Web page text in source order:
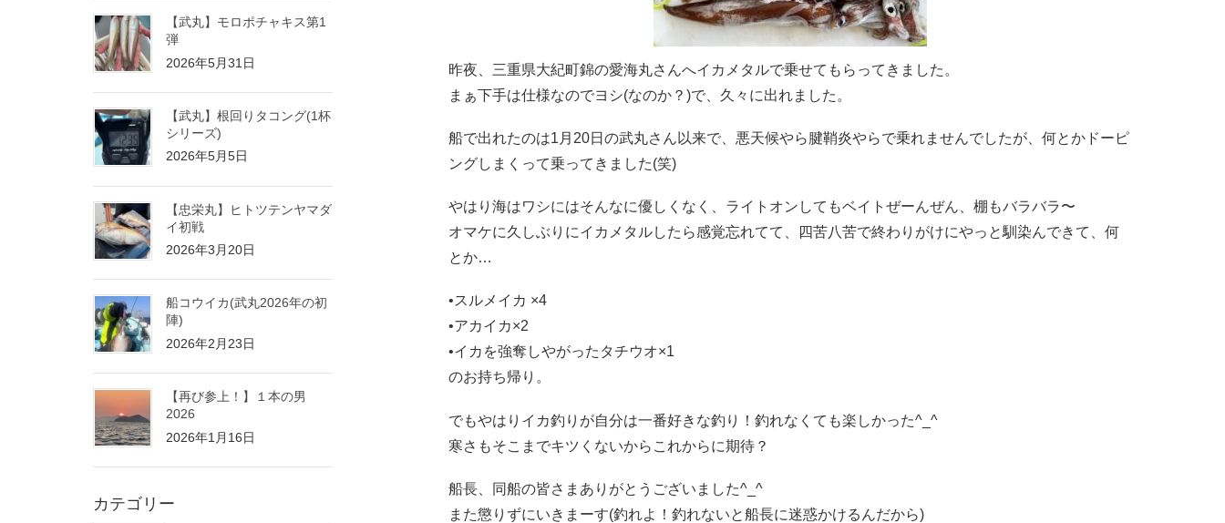
昨夜、三重県大紀町錦の愛海丸さんへイカメタルで乗せてもらってきました。
まぁ下手は仕様なのでヨシ(なのか？)で、久々に出れました。
船で出れたのは1月20日の武丸さん以来で、悪天候やら腱鞘炎やらで乗れませんでしたが、何とかドーピ
ングしまくって乗ってきました(笑)
やはり海はワシにはそんなに優しくなく、ライトオンしてもベイトぜーんぜん、棚もバラバラ〜
オマケに久しぶりにイカメタルしたら感覚忘れてて、四苦八苦で終わりがけにやっと馴染んできて、何
とか…
•スルメイカ ×4
•アカイカ×2
•イカを強奪しやがったタチウオ×1
のお持ち帰り。
でもやはりイカ釣りが自分は一番好きな釣り！釣れなくても楽しかった^_^
寒さもそこまでキツくないからこれからに期待？
船長、同船の皆さまありがとうございました^_^
また懲りずにいきまーす(釣れよ！釣れないと船長に迷惑かけるんだから)
【武丸】モロポチャキス第1
弾
2026年5月31日
【武丸】根回りタコング(1杯
シリーズ)
2026年5月5日
【忠栄丸】ヒトツテンヤマダ
イ初戦
2026年3月20日
船コウイカ(武丸2026年の初
陣)
2026年2月23日
【再び参上！】１本の男
2026
2026年1月16日
カテゴリー